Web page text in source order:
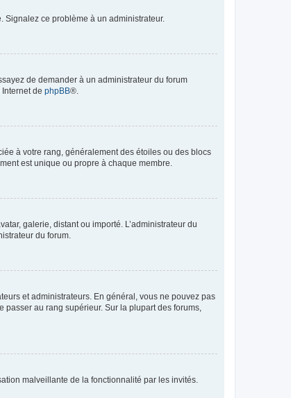
Signalez ce problème à un administrateur.
de demander à un administrateur du forum
de phpBB®.
à votre rang, généralement des étoiles ou des blocs
est unique ou propre à chaque membre.
galerie, distant ou importé. L’administrateur du
du forum.
et administrateurs. En général, vous ne pouvez pas
passer au rang supérieur. Sur la plupart des forums,
malveillante de la fonctionnalité par les invités.